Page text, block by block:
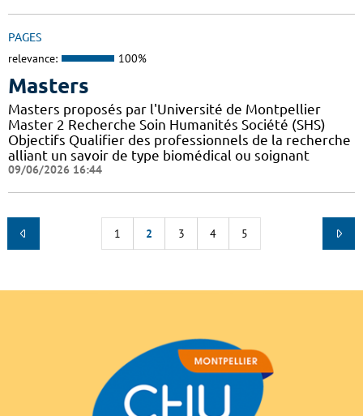
PAGES
relevance: 100%
Masters
Masters proposés par l'Université de Montpellier
Master 2 Recherche Soin Humanités Société (SHS)
Objectifs Qualifier des professionnels de la recherche
alliant un savoir de type biomédical ou soignant
09/06/2026 16:44
1 2 3 4 5